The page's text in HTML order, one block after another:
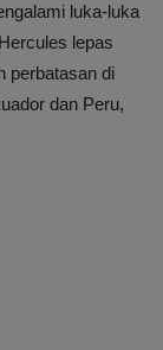
luka-luka
lepas
perbatasan di
dan Peru,